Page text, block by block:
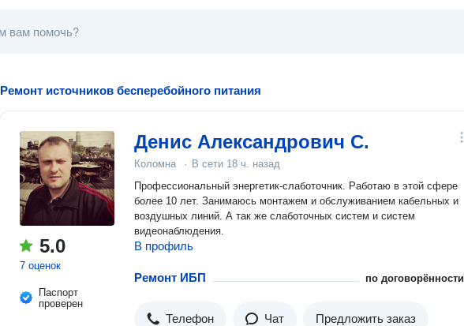
Ремонт источников бесперебойного питания
5.0
7 оценок
Паспорт
проверен
Денис Александрович С.
Коломна · В сети 18 ч. назад
Профессиональный энергетик-слаботочник. Работаю в этой сфере
более 10 лет. Занимаюсь монтажем и обслуживанием кабельных и
воздушных линий. А так же слаботочных систем и систем
видеонаблюдения.
В профиль
Ремонт ИБП по договорённости
Телефон Чат Предложить заказ